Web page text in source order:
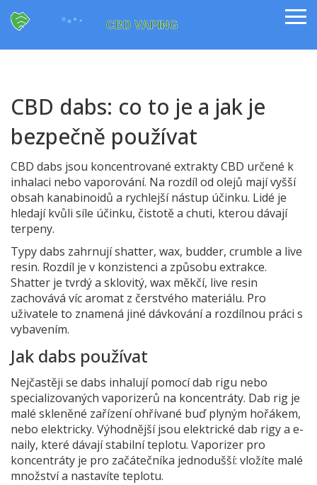
CBD dabs: co to je a jak je
bezpečně používat
CBD dabs jsou koncentrované extrakty CBD určené k
inhalaci nebo vaporování. Na rozdíl od olejů mají vyšší
obsah kanabinoidů a rychlejší nástup účinku. Lidé je
hledají kvůli síle účinku, čistotě a chuti, kterou dávají
terpeny.
Typy dabs zahrnují shatter, wax, budder, crumble a live
resin. Rozdíl je v konzistenci a způsobu extrakce.
Shatter je tvrdý a sklovitý, wax měkčí, live resin
zachovává víc aromat z čerstvého materiálu. Pro
uživatele to znamená jiné dávkování a rozdílnou práci s
vybavením.
Jak dabs používat
Nejčastěji se dabs inhalují pomocí dab rigu nebo
specializovaných vaporizerů na koncentráty. Dab rig je
malé skleněné zařízení ohřívané buď plyným hořákem,
nebo elektricky. Výhodnější jsou elektrické dab rigy a e-
naily, které dávají stabilní teplotu. Vaporizer pro
koncentráty je pro začátečníka jednodušší: vložíte malé
množství a nastavíte teplotu.